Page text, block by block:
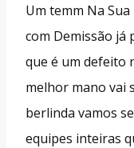
Um temm Na
com Demissão já
que é um defeito
melhor mano vai
berlinda vamos
equipes inteiras